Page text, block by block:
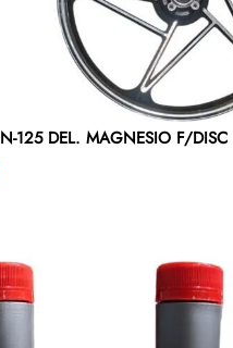
125 DEL. MAGNESIO F/DISC